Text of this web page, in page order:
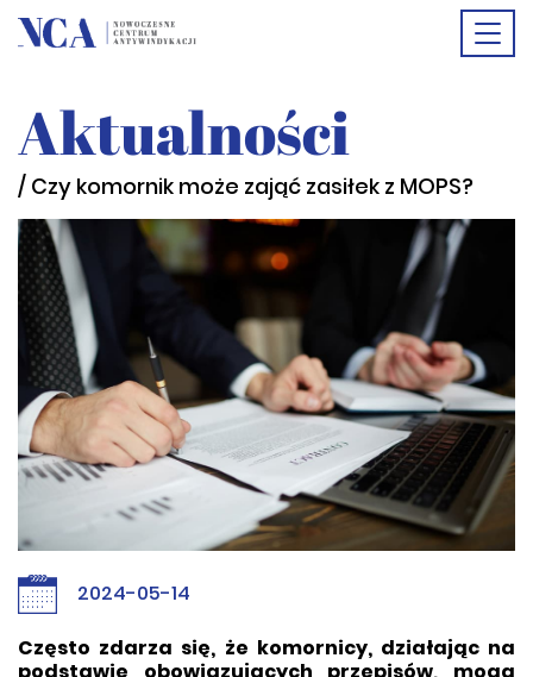
Aktualności
/ Czy komornik może zająć zasiłek z MOPS?
2024-05-14
Często zdarza się, że komornicy, działając na
podstawie obowiązujących przepisów, mogą